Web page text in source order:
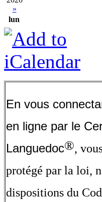
»
lun
En vous
en ligne par le
Languedoc®,
protégé par la loi,
dispositions du